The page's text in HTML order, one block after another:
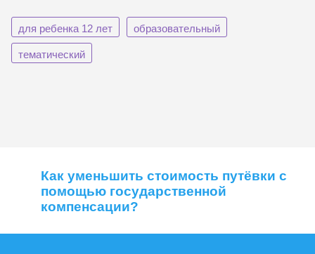
для ребенка 12 лет образовательный
тематический
Как уменьшить стоимость путёвки с
помощью государственной
компенсации?